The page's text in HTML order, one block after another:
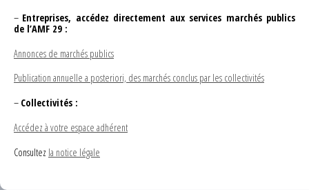
– Entreprises, accédez directement aux services marchés publics
de l’AMF 29 :
Annonces de marchés publics
Publication annuelle a posteriori, des marchés conclus par les collectivités
– Collectivités :
Accédez à votre espace adhérent
Consultez la notice légale